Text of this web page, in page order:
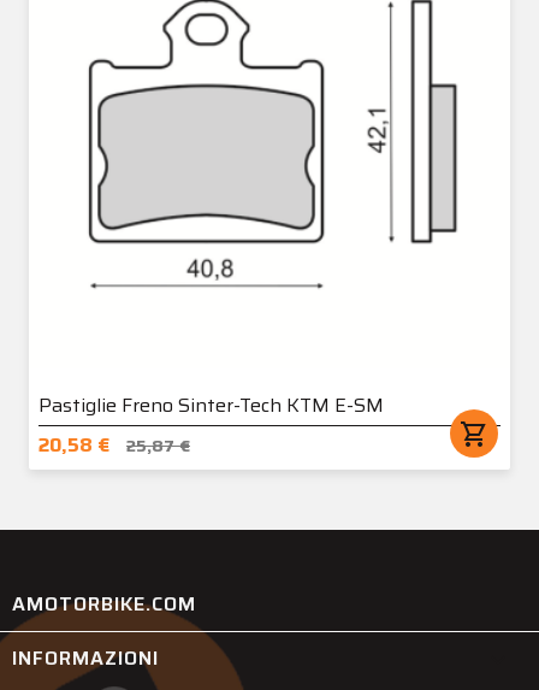
Pastiglie Freno Sinter-Tech KTM E-SM
20,58 €
25,87 € shopping_cart
AMOTORBIKE.COM
INFORMAZIONI